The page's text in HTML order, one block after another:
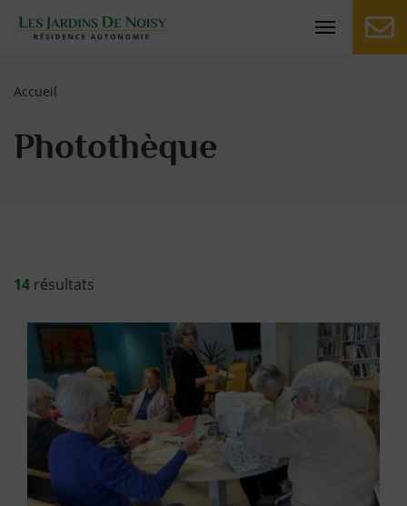
Jardins de Noisy-le-roi
Accueil
Page d'accueil du site
Photothèque
14 résultats